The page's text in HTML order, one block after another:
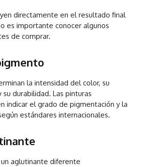
directamente en el resultado final
es importante conocer algunos
de comprar.
la intensidad del color, su
su durabilidad. Las pinturas
indicar el grado de pigmentación y la
estándares internacionales.
aglutinante diferente